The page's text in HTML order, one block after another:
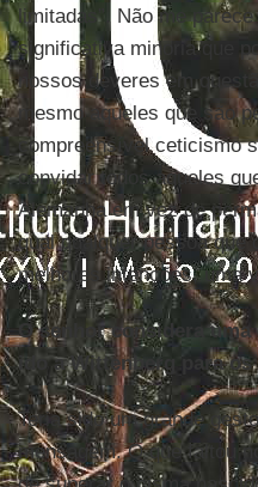
limitadas”. Não me
significativa minoria que
nossos deveres em
mesmo aqueles que são
compreensível ceticismo
convidar todos aqueles
Alemanha em vez de
qual qualquer pessoa
melhores intenções, uma
O senhor considera
ido a Wittenberg para os
Teria sido um grande
mensagem. O que faltou no